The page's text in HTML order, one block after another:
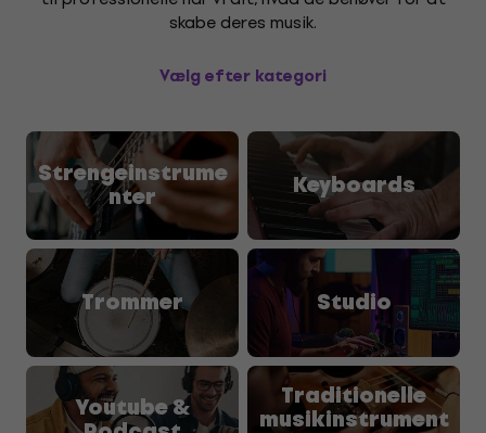
skabe deres musik.
Vælg efter kategori
Strengeinstrume
nter Keyboards
Trommer Studio
Youtube & Traditionelle
musikinstrument